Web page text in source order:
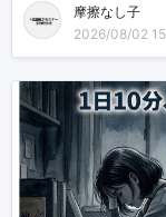
摩擦なし子
2026/08/02